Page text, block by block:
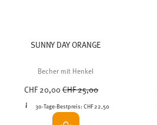
SUNNY DAY ORANGE
Becher mit Henkel
CHF 20,00Price reduced from
CHF 25,00
30-Tage-Bestpreis: CHF 22,50